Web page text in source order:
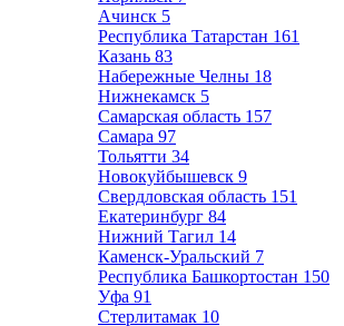
Ачинск 5
Республика Татарстан 161
Казань 83
Набережные Челны 18
Нижнекамск 5
Самарская область 157
Самара 97
Тольятти 34
Новокуйбышевск 9
Свердловская область 151
Екатеринбург 84
Нижний Тагил 14
Каменск-Уральский 7
Республика Башкортостан 150
Уфа 91
Стерлитамак 10